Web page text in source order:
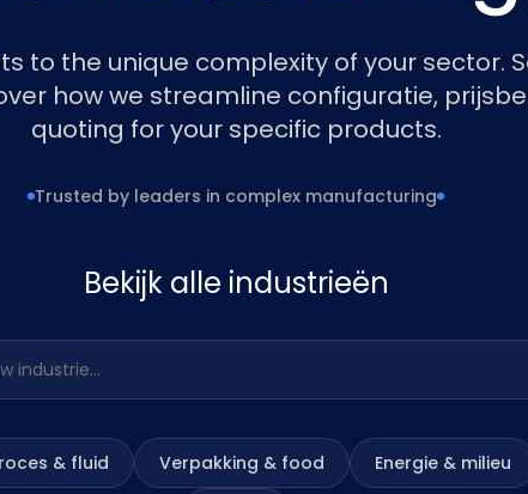
to the unique complexity of your sector.
how we streamline configuratie,
quoting for your specific products.
Trusted by leaders in complex manufacturing
Bekijk alle industrieën
& fluid Verpakking & food Energie & milieu